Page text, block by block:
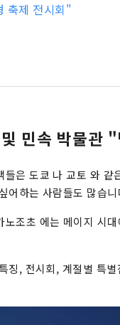
축제 전시회"
민속 박물관
들은 도쿄 나 교토 와
어하는 사람들도 많습니
조초 에는 메이지 시
징, 전시회, 계절별 특